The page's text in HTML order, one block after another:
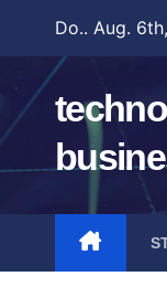
springen
Do.. Aug.